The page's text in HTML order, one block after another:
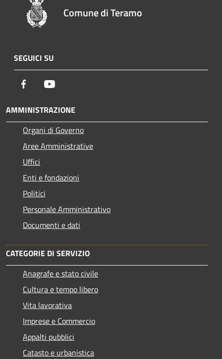
Comune di Teramo
SEGUICI SU
Facebook
AMMINISTRAZIONE
Organi di Governo
Aree Amministrative
Uffici
Enti e fondazioni
Politici
Personale Amministrativo
Documenti e dati
CATEGORIE DI SERVIZIO
Anagrafe e stato civile
Cultura e tempo libero
Vita lavorativa
Imprese e Commercio
Appalti pubblici
Catasto e urbanistica